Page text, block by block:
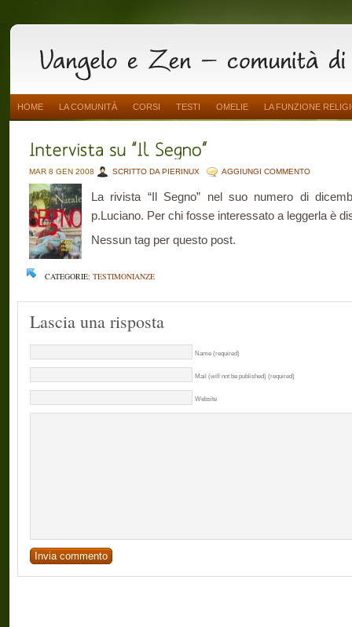
HOME LA COMUNITÀ CORSI TESTI OMELIE LA FUNZIONE
MAR 8 GEN 2008 SCRITTO DA PIERINUX AGGIUNGI COMMENTO
La rivista “Il Segno” nel suo numero di
p.Luciano. Per chi fosse interessato a leggerla è
Nessun tag per questo post.
CATEGORIE: TESTIMONIANZE
Lascia una risposta
Name (required)
Mail (will not be published) (required)
Website